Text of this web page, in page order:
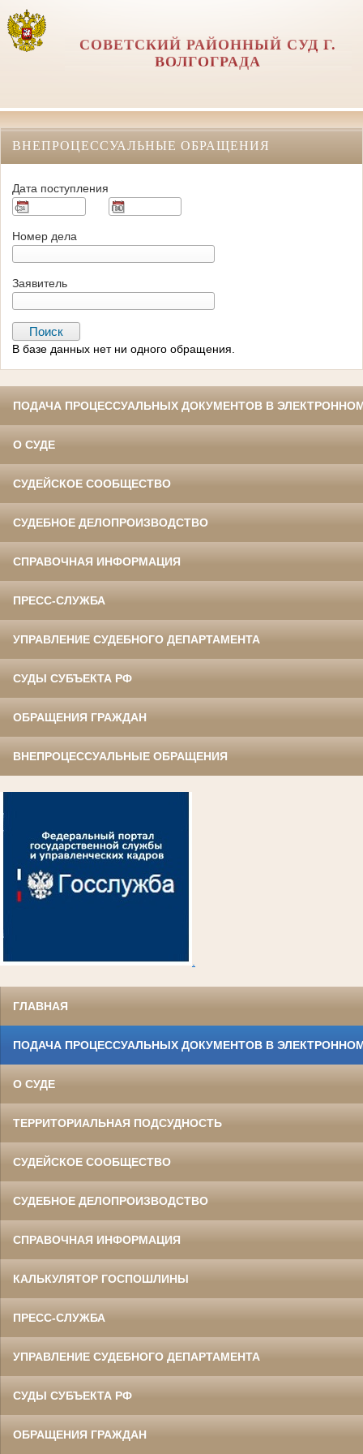
СОВЕТСКИЙ РАЙОННЫЙ СУД Г.
ВОЛГОГРАДА
ВНЕПРОЦЕССУАЛЬНЫЕ ОБРАЩЕНИЯ
Дата поступления
Номер дела
Заявитель
В базе данных нет ни одного обращения.
ПОДАЧА ПРОЦЕССУАЛЬНЫХ ДОКУМЕНТОВ В
О СУДЕ
СУДЕЙСКОЕ СООБЩЕСТВО
СУДЕБНОЕ ДЕЛОПРОИЗВОДСТВО
СПРАВОЧНАЯ ИНФОРМАЦИЯ
ПРЕСС-СЛУЖБА
УПРАВЛЕНИЕ СУДЕБНОГО ДЕПАРТАМЕНТА
СУДЫ СУБЪЕКТА РФ
ОБРАЩЕНИЯ ГРАЖДАН
ВНЕПРОЦЕССУАЛЬНЫЕ ОБРАЩЕНИЯ
ГЛАВНАЯ
ПОДАЧА ПРОЦЕССУАЛЬНЫХ ДОКУМЕНТОВ В
О СУДЕ
ТЕРРИТОРИАЛЬНАЯ ПОДСУДНОСТЬ
СУДЕЙСКОЕ СООБЩЕСТВО
СУДЕБНОЕ ДЕЛОПРОИЗВОДСТВО
СПРАВОЧНАЯ ИНФОРМАЦИЯ
КАЛЬКУЛЯТОР ГОСПОШЛИНЫ
ПРЕСС-СЛУЖБА
УПРАВЛЕНИЕ СУДЕБНОГО ДЕПАРТАМЕНТА
СУДЫ СУБЪЕКТА РФ
ОБРАЩЕНИЯ ГРАЖДАН